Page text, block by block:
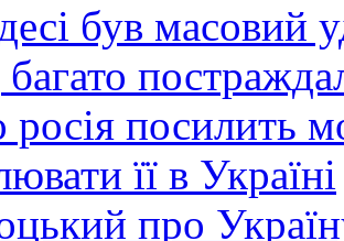
був масовий
посилить
її в Україні
про